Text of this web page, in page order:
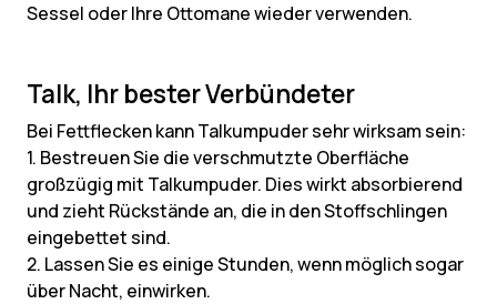
Sessel oder Ihre Ottomane wieder verwenden.
Talk, Ihr bester Verbündeter
Bei Fettflecken kann Talkumpuder sehr wirksam sein:
1. Bestreuen Sie die verschmutzte Oberfläche
großzügig mit Talkumpuder. Dies wirkt absorbierend
und zieht Rückstände an, die in den Stoffschlingen
eingebettet sind.
2. Lassen Sie es einige Stunden, wenn möglich sogar
über Nacht, einwirken.